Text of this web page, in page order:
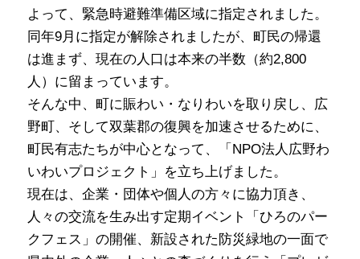
よって、緊急時避難準備区域に指定されました。
同年9月に指定が解除されましたが、町民の帰還
は進まず、現在の人口は本来の半数（約2,800
人）に留まっています。
そんな中、町に賑わい・なりわいを取り戻し、広
野町、そして双葉郡の復興を加速させるために、
町民有志たちが中心となって、「NPO法人広野わ
いわいプロジェクト」を立ち上げました。
現在は、企業・団体や個人の方々に協力頂き、
人々の交流を生み出す定期イベント「ひろのパー
クフェス」の開催、新設された防災緑地の一面で